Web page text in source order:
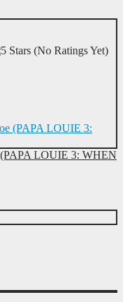
(No Ratings Yet)
LOUIE 3: WHEN